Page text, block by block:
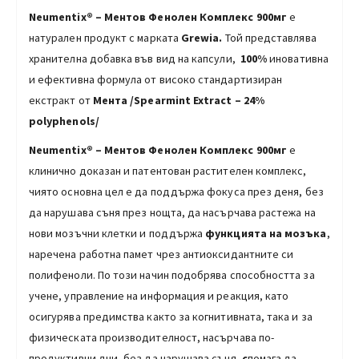
Neumentix® – Ментов Фенолен Комплекс 900мге
натурален продукт с марката Grewia. Той представлява
хранителна добавка във вид на капсули, 100%иновативна
и ефективна формула от високо стандартизиран
екстракт от Мента /Spearmint Extract – 24%
polyphenols/
Neumentix® – Ментов Фенолен Комплекс 900мг е
клинично доказан и патентован растителен комплекс,
чиято основна цел е да поддържа фокуса през деня, без
да нарушава съня през нощта, да насърчава растежа на
нови мозъчни клетки и поддържа функцията на мозъка,
наречена работна памет чрез антиоксидантните си
полифеноли. По този начин подобрява способността за
учене, управление на информация и реакция, като
осигурява предимства както за когнитивната, така и за
физическата производителност, насърчава по-